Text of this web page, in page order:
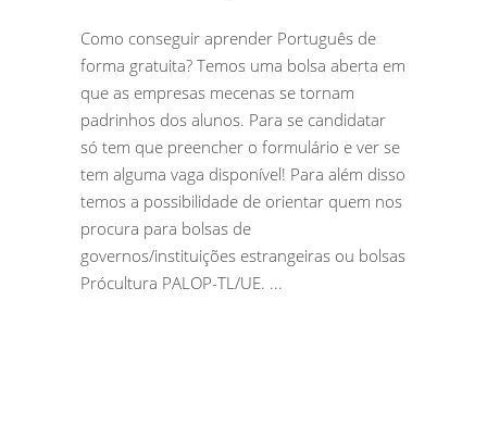
Como conseguir aprender Português de
forma gratuita? Temos uma bolsa aberta em
que as empresas mecenas se tornam
padrinhos dos alunos. Para se candidatar
só tem que preencher o formulário e ver se
tem alguma vaga disponível! Para além disso
temos a possibilidade de orientar quem nos
procura para bolsas de
governos/instituições estrangeiras ou bolsas
Prócultura PALOP-TL/UE.